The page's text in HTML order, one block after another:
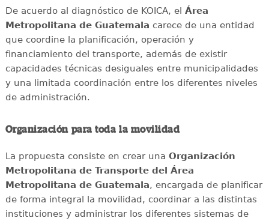
De acuerdo al diagnóstico de KOICA, el Área
Metropolitana de Guatemala carece de una entidad
que coordine la planificación, operación y
financiamiento del transporte, además de existir
capacidades técnicas desiguales entre municipalidades
y una limitada coordinación entre los diferentes niveles
de administración.
Organización para toda la movilidad
La propuesta consiste en crear una Organización
Metropolitana de Transporte del Área
Metropolitana de Guatemala, encargada de planificar
de forma integral la movilidad, coordinar a las distintas
instituciones y administrar los diferentes sistemas de